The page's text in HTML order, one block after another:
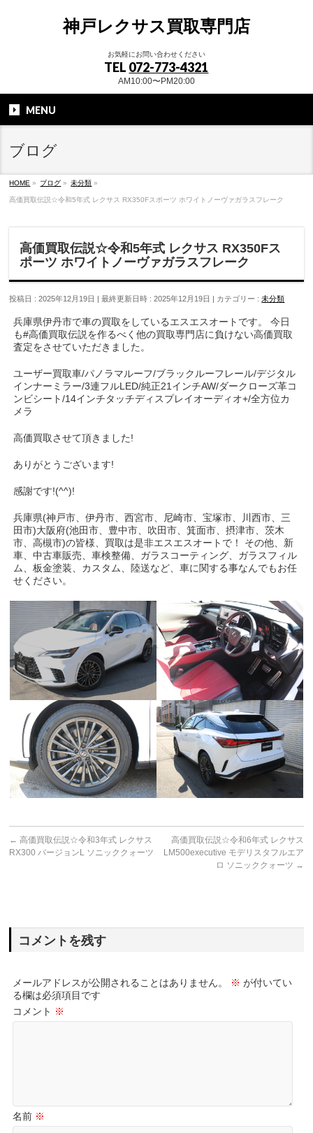
神戸レクサス買取専門店
お気軽にお問い合わせください
TEL 072-773-4321
AM10:00〜PM20:00
MENU
ブログ
HOME » ブログ » 未分類 »
高価買取伝説☆令和5年式 レクサス RX350Fスポーツ ホワイトノーヴァガラスフレーク
高価買取伝説☆令和5年式 レクサス RX350Fス
ポーツ ホワイトノーヴァガラスフレーク
投稿日 : 2025年12月19日 最終更新日時 : 2025年12月19日 カテゴリー :未分類
兵庫県伊丹市で車の買取をしているエスエスオートです。 今日
も#高価買取伝説を作るべく他の買取専門店に負けない高価買取
査定をさせていただきました。
ユーザー買取車/パノラマルーフ/ブラックルーフレール/デジタル
インナーミラー/3連フルLED/純正21インチAW/ダークローズ革コ
ンビシート/14インチタッチディスプレイオーディオ+/全方位カ
メラ
高価買取させて頂きました!
ありがとうございます!
感謝です!(^^)!
兵庫県(神戸市、伊丹市、西宮市、尼崎市、宝塚市、川西市、三
田市)大阪府(池田市、豊中市、吹田市、箕面市、摂津市、茨木
市、高槻市)の皆様、買取は是非エスエスオートで！ その他、新
車、中古車販売、車検整備、ガラスコーティング、ガラスフィル
ム、板金塗装、カスタム、陸送など、車に関する事なんでもお任
せください。
← 高価買取伝説☆令和3年式 レクサス
RX300 バージョンL ソニッククォーツ
高価買取伝説☆令和6年式 レクサス
LM500executive モデリスタフルエア
ロ ソニッククォーツ →
コメントを残す
メールアドレスが公開されることはありません。 ※ が付いてい
る欄は必須項目です
コメント ※
名前 ※